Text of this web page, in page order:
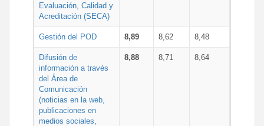
Evaluación, Calidad y
Acreditación (SECA)
Gestión del POD 8,89 8,62 8,48
Difusión de
información a través
del Área de
Comunicación
(noticias en la web,
publicaciones en
medios sociales,
8,88 8,71 8,64